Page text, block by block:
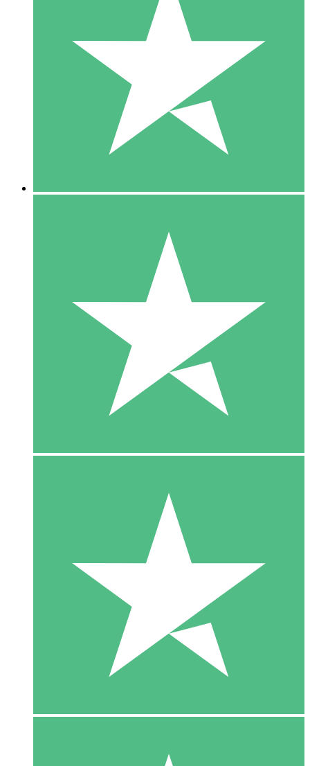
Paquetes de Créditos Individuales
Paga según el uso con créditos de descarga. Sin compromiso
10 00
10 Descargas
20 00